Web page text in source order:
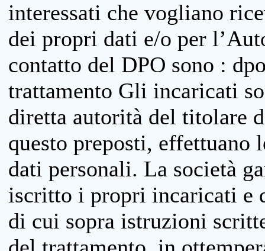
interessati che vogliano
dei propri dati e/o per
contatto del DPO sono :
trattamento Gli incaricati
diretta autorità del titolare
questo preposti, effettuano
dati personali. La società
iscritto i propri incaricati e
di cui sopra istruzioni